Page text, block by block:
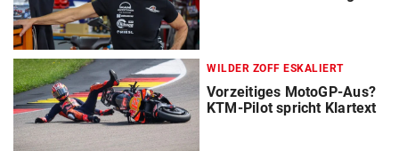
WILDER ZOFF ESKALIERT
Vorzeitiges MotoGP-Aus?
KTM-Pilot spricht Klartext